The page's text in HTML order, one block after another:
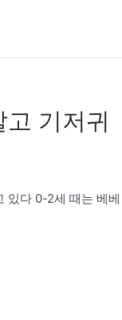
기저귀
있다 0-2세 때는 베베